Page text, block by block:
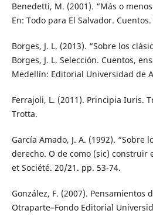
Benedetti, M. (2001). “Más o
En: Todo para El Salvador.
Borges, J. L. (2013). “Sobre los
Borges, J. L. Selección. Cuentos,
Medellín: Editorial Universidad de
Ferrajoli, L. (2011). Principia Iuris.
Trotta.
García Amado, J. A. (1992). “Sobre
derecho. O de como (sic) construir
et Société. 20/21. pp. 53-74.
González, F. (2007). Pensamientos
Otraparte–Fondo Editorial